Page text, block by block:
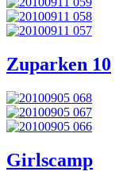
Zuparken 10
Girlscamp